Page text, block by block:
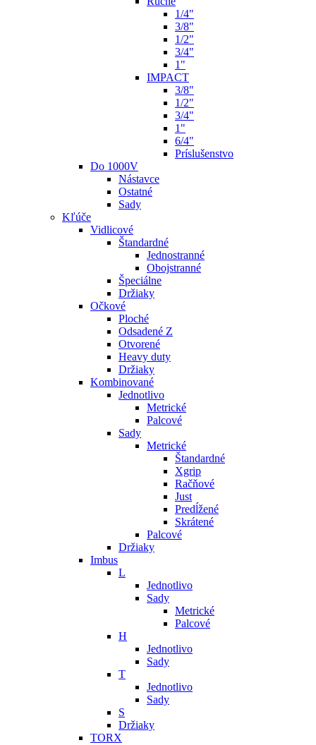
1/4"
3/8"
1/2"
3/4"
1"
IMPACT
3/8"
1/2"
3/4"
1"
6/4"
Príslušenstvo
Do 1000V
Nástavce
Ostatné
Sady
Kľúče
Vidlicové
Štandardné
Jednostranné
Obojstranné
Špeciálne
Držiaky
Očkové
Ploché
Odsadené Z
Otvorené
Heavy duty
Držiaky
Kombinované
Jednotlivo
Metrické
Palcové
Sady
Metrické
Štandardné
Xgrip
Račňové
Just
Predĺžené
Skrátené
Palcové
Držiaky
Imbus
L
Jednotlivo
Sady
Metrické
Palcové
H
Jednotlivo
Sady
T
Jednotlivo
Sady
S
Držiaky
TORX